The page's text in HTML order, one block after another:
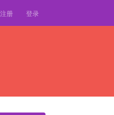
注册 登录